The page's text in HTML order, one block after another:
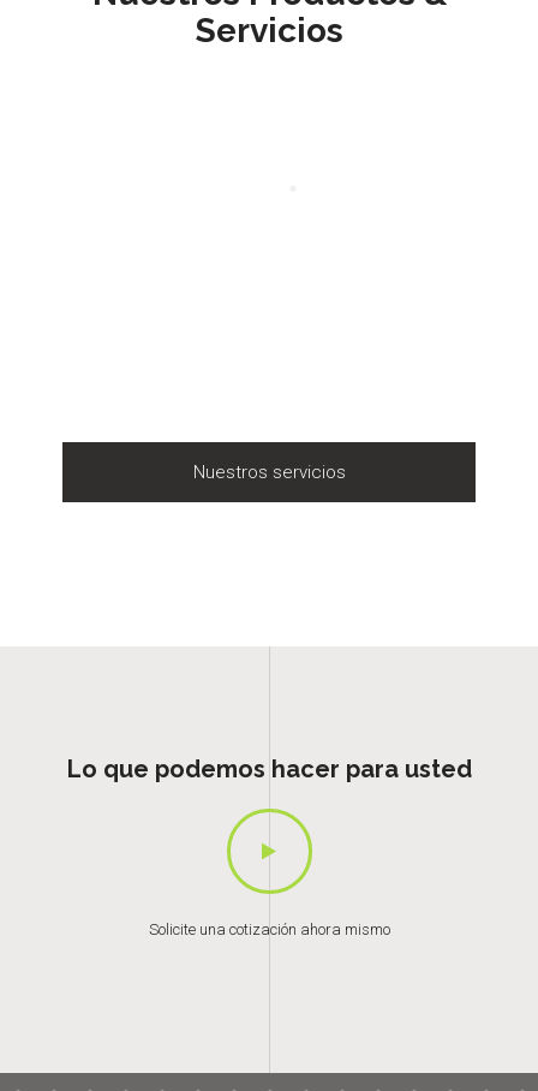
Servicios
Nuestros servicios
Lo que podemos hacer para usted
Solicite una cotización ahora mismo